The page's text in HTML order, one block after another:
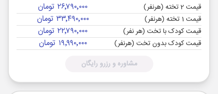
قیمت 2 تخته (هرنفر) ۲۶٬۷۹۰٬۰۰۰ تومان
قیمت 1 تخته (هرنفر) ۳۳٬۴۹۰٬۰۰۰ تومان
قیمت کودک با تخت (هر نفر) ۲۲٬۷۹۰٬۰۰۰ تومان
قیمت کودک بدون تخت (هرنفر) ۱۹٬۹۹۰٬۰۰۰ تومان
مشاوره و رزرو رایگان